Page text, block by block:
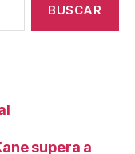
supera a